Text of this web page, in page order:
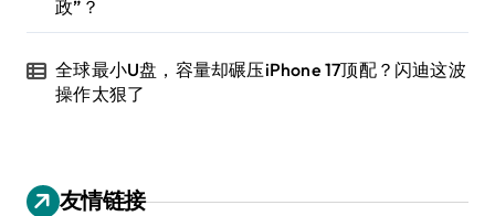
政”？
全球最小U盘，容量却碾压iPhone 17顶配？闪迪这波
操作太狠了
友情链接